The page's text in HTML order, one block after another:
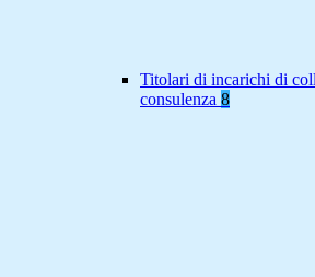
Titolari di incarichi di
consulenza 8